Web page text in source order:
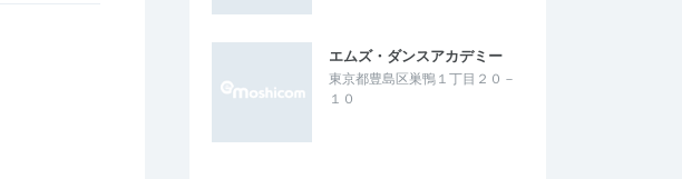
エムズ・ダンスアカデミー
東京都豊島区巣鴨１丁目２０－
１０